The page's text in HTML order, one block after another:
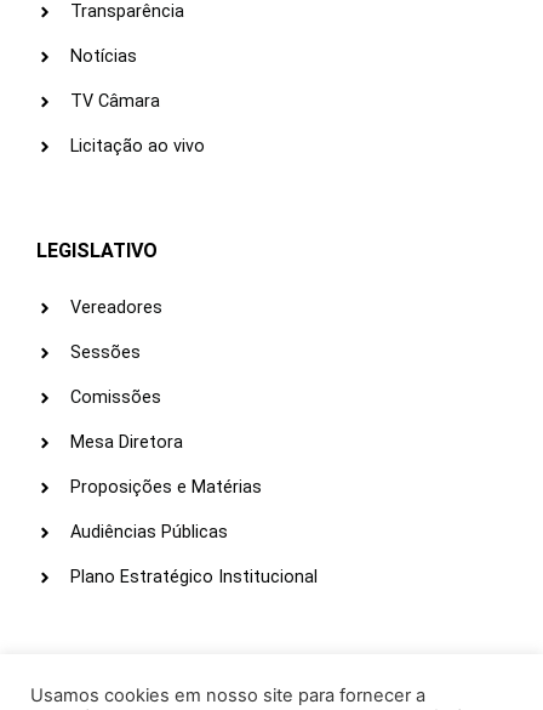
Transparência
Notícias
TV Câmara
Licitação ao vivo
LEGISLATIVO
Vereadores
Sessões
Comissões
Mesa Diretora
Proposições e Matérias
Audiências Públicas
Plano Estratégico Institucional
Webmail
Usamos cookies em nosso site para fornecer a